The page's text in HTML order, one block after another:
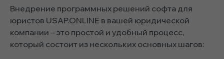
Внедрение программных решений софта для
юристов USAP.ONLINE в вашей юридической
компании – это простой и удобный процесс,
который состоит из нескольких основных шагов: